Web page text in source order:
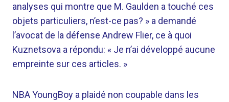
analyses qui montre que M. Gaulden a touché ces
objets particuliers, n’est-ce pas? » a demandé
l’avocat de la défense Andrew Flier, ce à quoi
Kuznetsova a répondu: « Je n’ai développé aucune
empreinte sur ces articles. »
NBA YoungBoy a plaidé non coupable dans les